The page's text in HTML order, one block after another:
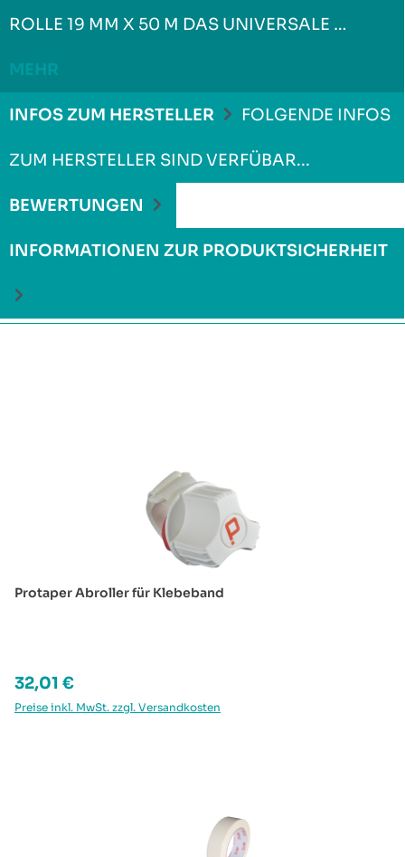
ROLLE 19 MM X 50 M DAS UNIVERSALE …
INFOS ZUM HERSTELLER FOLGENDE INFOS
ZUM HERSTELLER SIND VERFÜBAR...
BEWERTUNGEN
INFORMATIONEN ZUR PRODUKTSICHERHEIT
Protaper Abroller für Klebeband
Regulärer Preis:
32,01 €
Preise inkl. MwSt. zzgl. Versandkosten